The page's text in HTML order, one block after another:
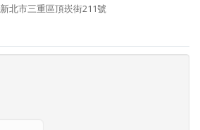
新北市三重區頂崁街211號